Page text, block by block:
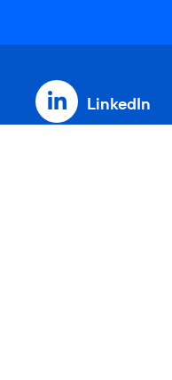
LinkedIn